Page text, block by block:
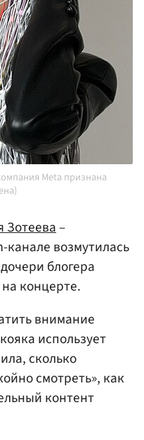
Meta признана
Зотеева–
возмутилась
блогера
концерте.
внимание
использует
сколько
смотреть», как
контент